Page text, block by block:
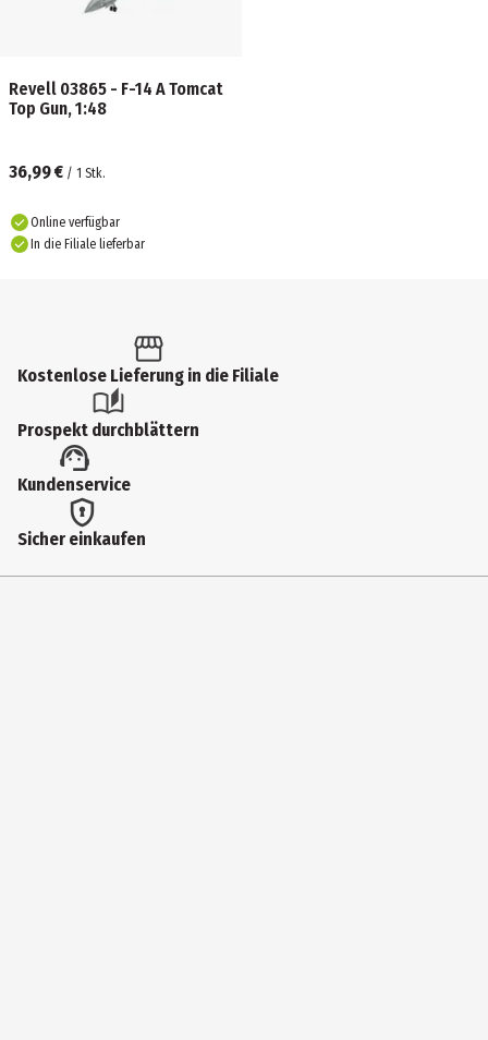
Revell 03865 - F-14 A Tomcat
Top Gun, 1:48
36,99 € / 1 Stk.
Online verfügbar
In die Filiale lieferbar
Kostenlose Lieferung in die Filiale
Prospekt durchblättern
Kundenservice
Sicher einkaufen